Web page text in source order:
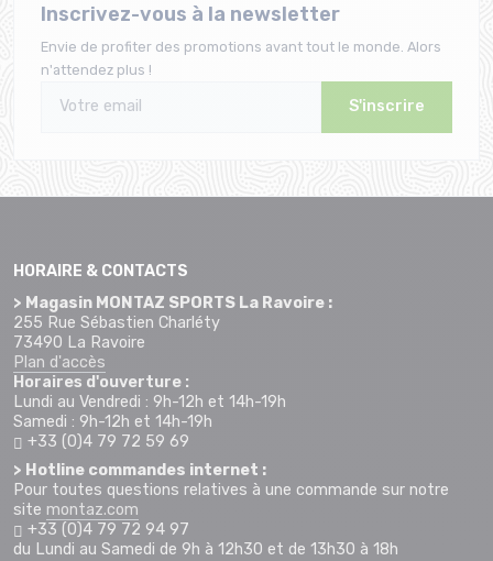
Inscrivez-vous à la newsletter
Envie de profiter des promotions avant tout le monde. Alors
n'attendez plus !
S'inscrire
HORAIRE & CONTACTS
> Magasin MONTAZ SPORTS La Ravoire :
255 Rue Sébastien Charléty
73490 La Ravoire
Plan d'accès
Horaires d'ouverture :
Lundi au Vendredi : 9h-12h et 14h-19h
Samedi : 9h-12h et 14h-19h
+33 (0)4 79 72 59 69
> Hotline commandes internet :
Pour toutes questions relatives à une commande sur notre
site montaz.com
+33 (0)4 79 72 94 97
du Lundi au Samedi de 9h à 12h30 et de 13h30 à 18h